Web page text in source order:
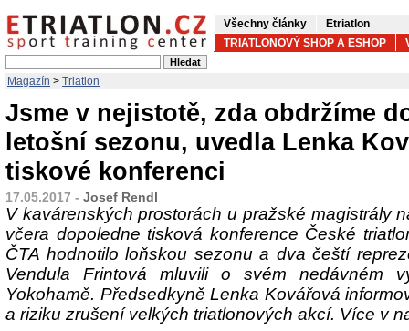
Všechny články
Etriatlon
TRIATLONOVÝ SHOP A ESHOP
Magazín > Triatlon
Jsme v nejistotě, zda obdržíme
letošní sezonu, uvedla Lenka
tiskové konferenci
17.05.2017 - Josef Rendl
V kavárenských prostorách u pražské magistrály
včera dopoledne tisková konference České
ČTA hodnotilo loňskou sezonu a dva čeští
Vendula Frintová mluvili o svém nedávném
Yokohamě. Předsedkyně Lenka Kovářová
a riziku zrušení velkých triatlonových akcí. Více v